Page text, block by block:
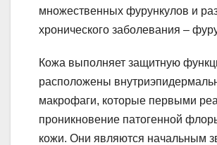
множественных фурункулов и
хронического заболевания –
Кожа выполняет защитную
расположены
макрофаги, которые первыми
проникновение патогенной
кожи. Они являются начальным